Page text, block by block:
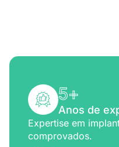
5+
Anos de
Expertise em
comprovados.